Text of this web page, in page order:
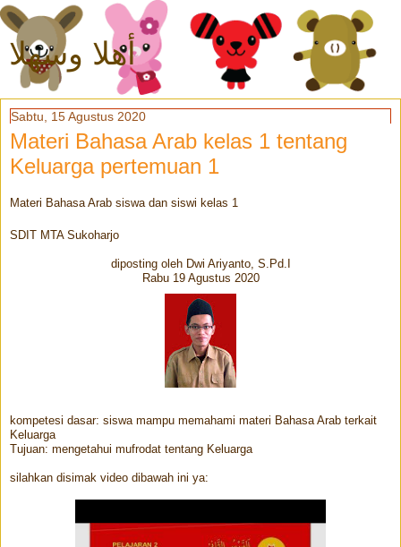
أهلا وسهلا
Sabtu, 15 Agustus 2020
Materi Bahasa Arab kelas 1 tentang
Keluarga pertemuan 1
Materi Bahasa Arab siswa dan siswi kelas 1
SDIT MTA Sukoharjo
diposting oleh Dwi Ariyanto, S.Pd.I
Rabu 19 Agustus 2020
kompetesi dasar: siswa mampu memahami materi Bahasa Arab terkait
Keluarga
Tujuan: mengetahui mufrodat tentang Keluarga
silahkan disimak video dibawah ini ya: